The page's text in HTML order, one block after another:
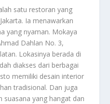
satu restoran yang
Ia menawarkan
yang nyaman. Mokaya
Dahlan No. 3,
Lokasinya berada di
diakses dari berbagai
memiliki desain interior
tradisional. Dan juga
suasana yang hangat dan